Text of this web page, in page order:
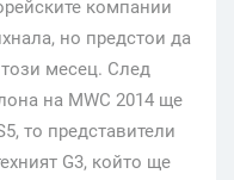
компании
но предстои да
месец. След
на MWC 2014 ще
то представители
G3, който ще